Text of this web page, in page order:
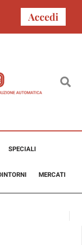
Accedi
SPECIALI
MERCATI